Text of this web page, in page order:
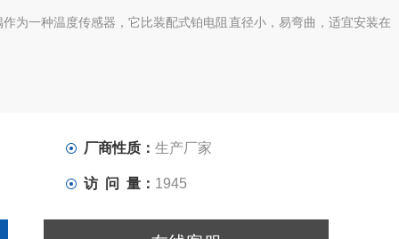
为一种温度传感器，它比装配式铂电阻直径小，易弯曲，适宜安装在
厂商性质： 生产厂家
访 问 量： 1945